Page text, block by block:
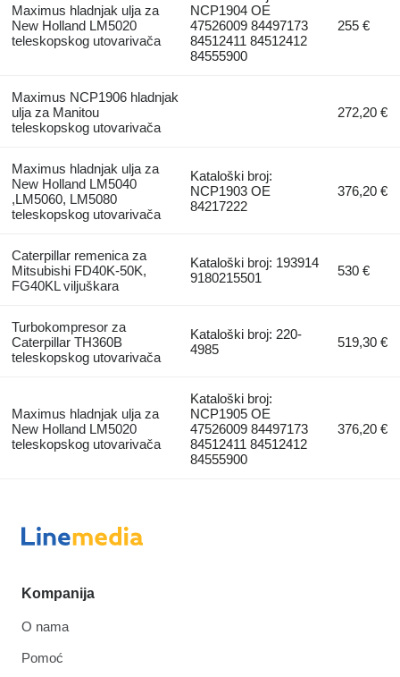
Maximus hladnjak ulja za
New Holland LM5020
teleskopskog utovarivačа
NCP1904 OE
47526009 84497173
84512411 84512412
84555900
255 €
Maximus NCP1906 hladnjak
ulja za Manitou
teleskopskog utovarivačа
272,20 €
Maximus hladnjak ulja za
New Holland LM5040
,LM5060, LM5080
teleskopskog utovarivačа
Kataloški broj:
NCP1903 OE
84217222
376,20 €
Caterpillar remenica za
Mitsubishi FD40K-50K,
FG40KL viljuškara
Kataloški broj: 193914
9180215501
530 €
Turbokompresor za
Caterpillar TH360B
teleskopskog utovarivačа
Kataloški broj: 220-
4985
519,30 €
Maximus hladnjak ulja za
New Holland LM5020
teleskopskog utovarivačа
Kataloški broj:
NCP1905 OE
47526009 84497173
84512411 84512412
84555900
376,20 €
Kompanija
O nama
Pomoć